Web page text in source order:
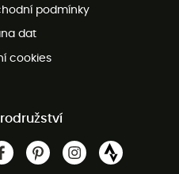
podmínky
dat
cookies